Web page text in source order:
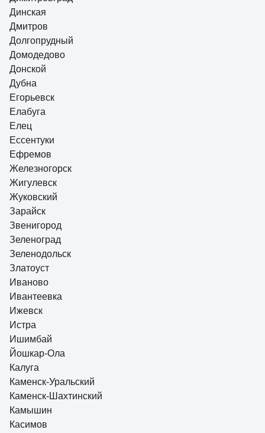
Динская
Дмитров
Долгопрудный
Домодедово
Донской
Дубна
Егорьевск
Елабуга
Елец
Ессентуки
Ефремов
Железногорск
Жигулевск
Жуковский
Зарайск
Звенигород
Зеленоград
Зеленодольск
Златоуст
Иваново
Ивантеевка
Ижевск
Истра
Ишимбай
Йошкар-Ола
Калуга
Каменск-Уральский
Каменск-Шахтинский
Камышин
Касимов